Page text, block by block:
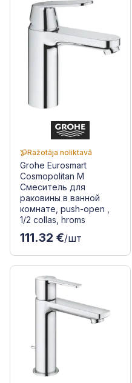
Ražotāja noliktavā
Grohe Eurosmart
Cosmopolitan M
Смеситель для
раковины в ванной
комнате, push-open ,
1/2 collas, hroms
111.32 €/шт